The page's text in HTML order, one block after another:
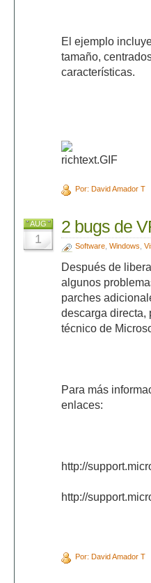
El ejemplo
tamaño,
características.
Por: David Amador T
AUG
1
2 bugs de
Software, Windows
Después de
algunos
parches
descarga directa,
técnico de
Para más
enlaces:
http://
http://
Por: David Amador T